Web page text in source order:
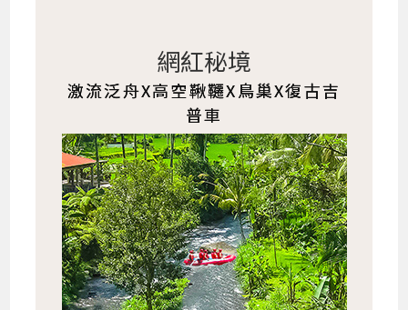
網紅秘境
激流泛舟X高空鞦韆X鳥巢X復古吉
普車